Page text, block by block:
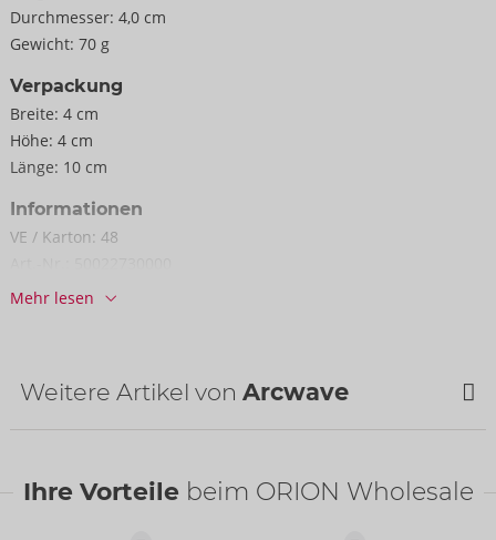
Durchmesser: 4,0 cm
Gewicht: 70 g
Verpackung
Breite: 4 cm
Höhe: 4 cm
Länge: 10 cm
Informationen
VE / Karton: 48
Barcode: 4251460611244 (EAN-13)
Verfügbarkeit
Mehr lesen
Weitere Artikel von Arcwave
Ihre Vorteile beim ORION Wholesale